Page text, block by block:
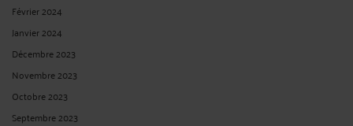
Février 2024
Janvier 2024
Décembre 2023
Novembre 2023
Octobre 2023
Septembre 2023